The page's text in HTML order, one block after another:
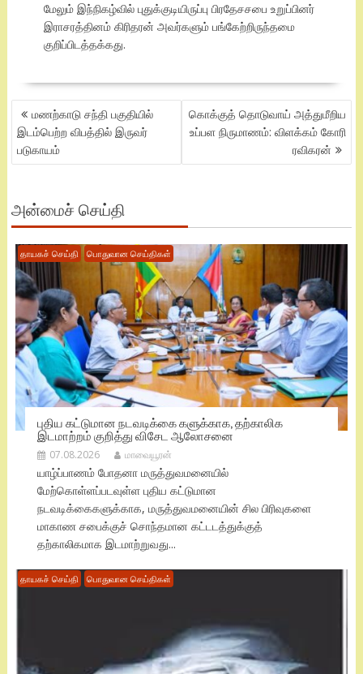
மேலும் இந்நிகழ்வில் புதுக்குடியிருப்பு பிரதேசசபை உறுப்பினர்
இராசரத்தினம் கிரிதரன் அவர்களும் பங்கேற்றிருந்தமை
குறிப்பிடத்தக்கது.
POST
NAVIGATION
மணற்காடு சந்தி பகுதியில்
இடம்பெற்ற விபத்தில் இருவர்
படுகாயம்
கொக்குத் தொடுவாய் அத்துமீறிய
உப்பள நிருமாணம்: விளக்கம் கோரி
ரவிகரன்
அன்மைச் செய்தி
தாயகச் செய்தி பொதுவான செய்திகள்
புதிய கட்டுமான நடவடிக்கை களுக்காக, தற்காலிக
இடமாற்றம் குறித்து விசேட ஆலோசனை
07.08.2026 மாவையூரன்
யாழ்ப்பாணம் போதனா மருத்துவமனையில்
மேற்கொள்ளப்படவுள்ள புதிய கட்டுமான
நடவடிக்கைகளுக்காக, மருத்துவமனையின் சில பிரிவுகளை
மாகாண சபைக்குச் சொந்தமான கட்டடத்துக்குத்
தற்காலிகமாக இடமாற்றுவது...
தாயகச் செய்தி பொதுவான செய்திகள்